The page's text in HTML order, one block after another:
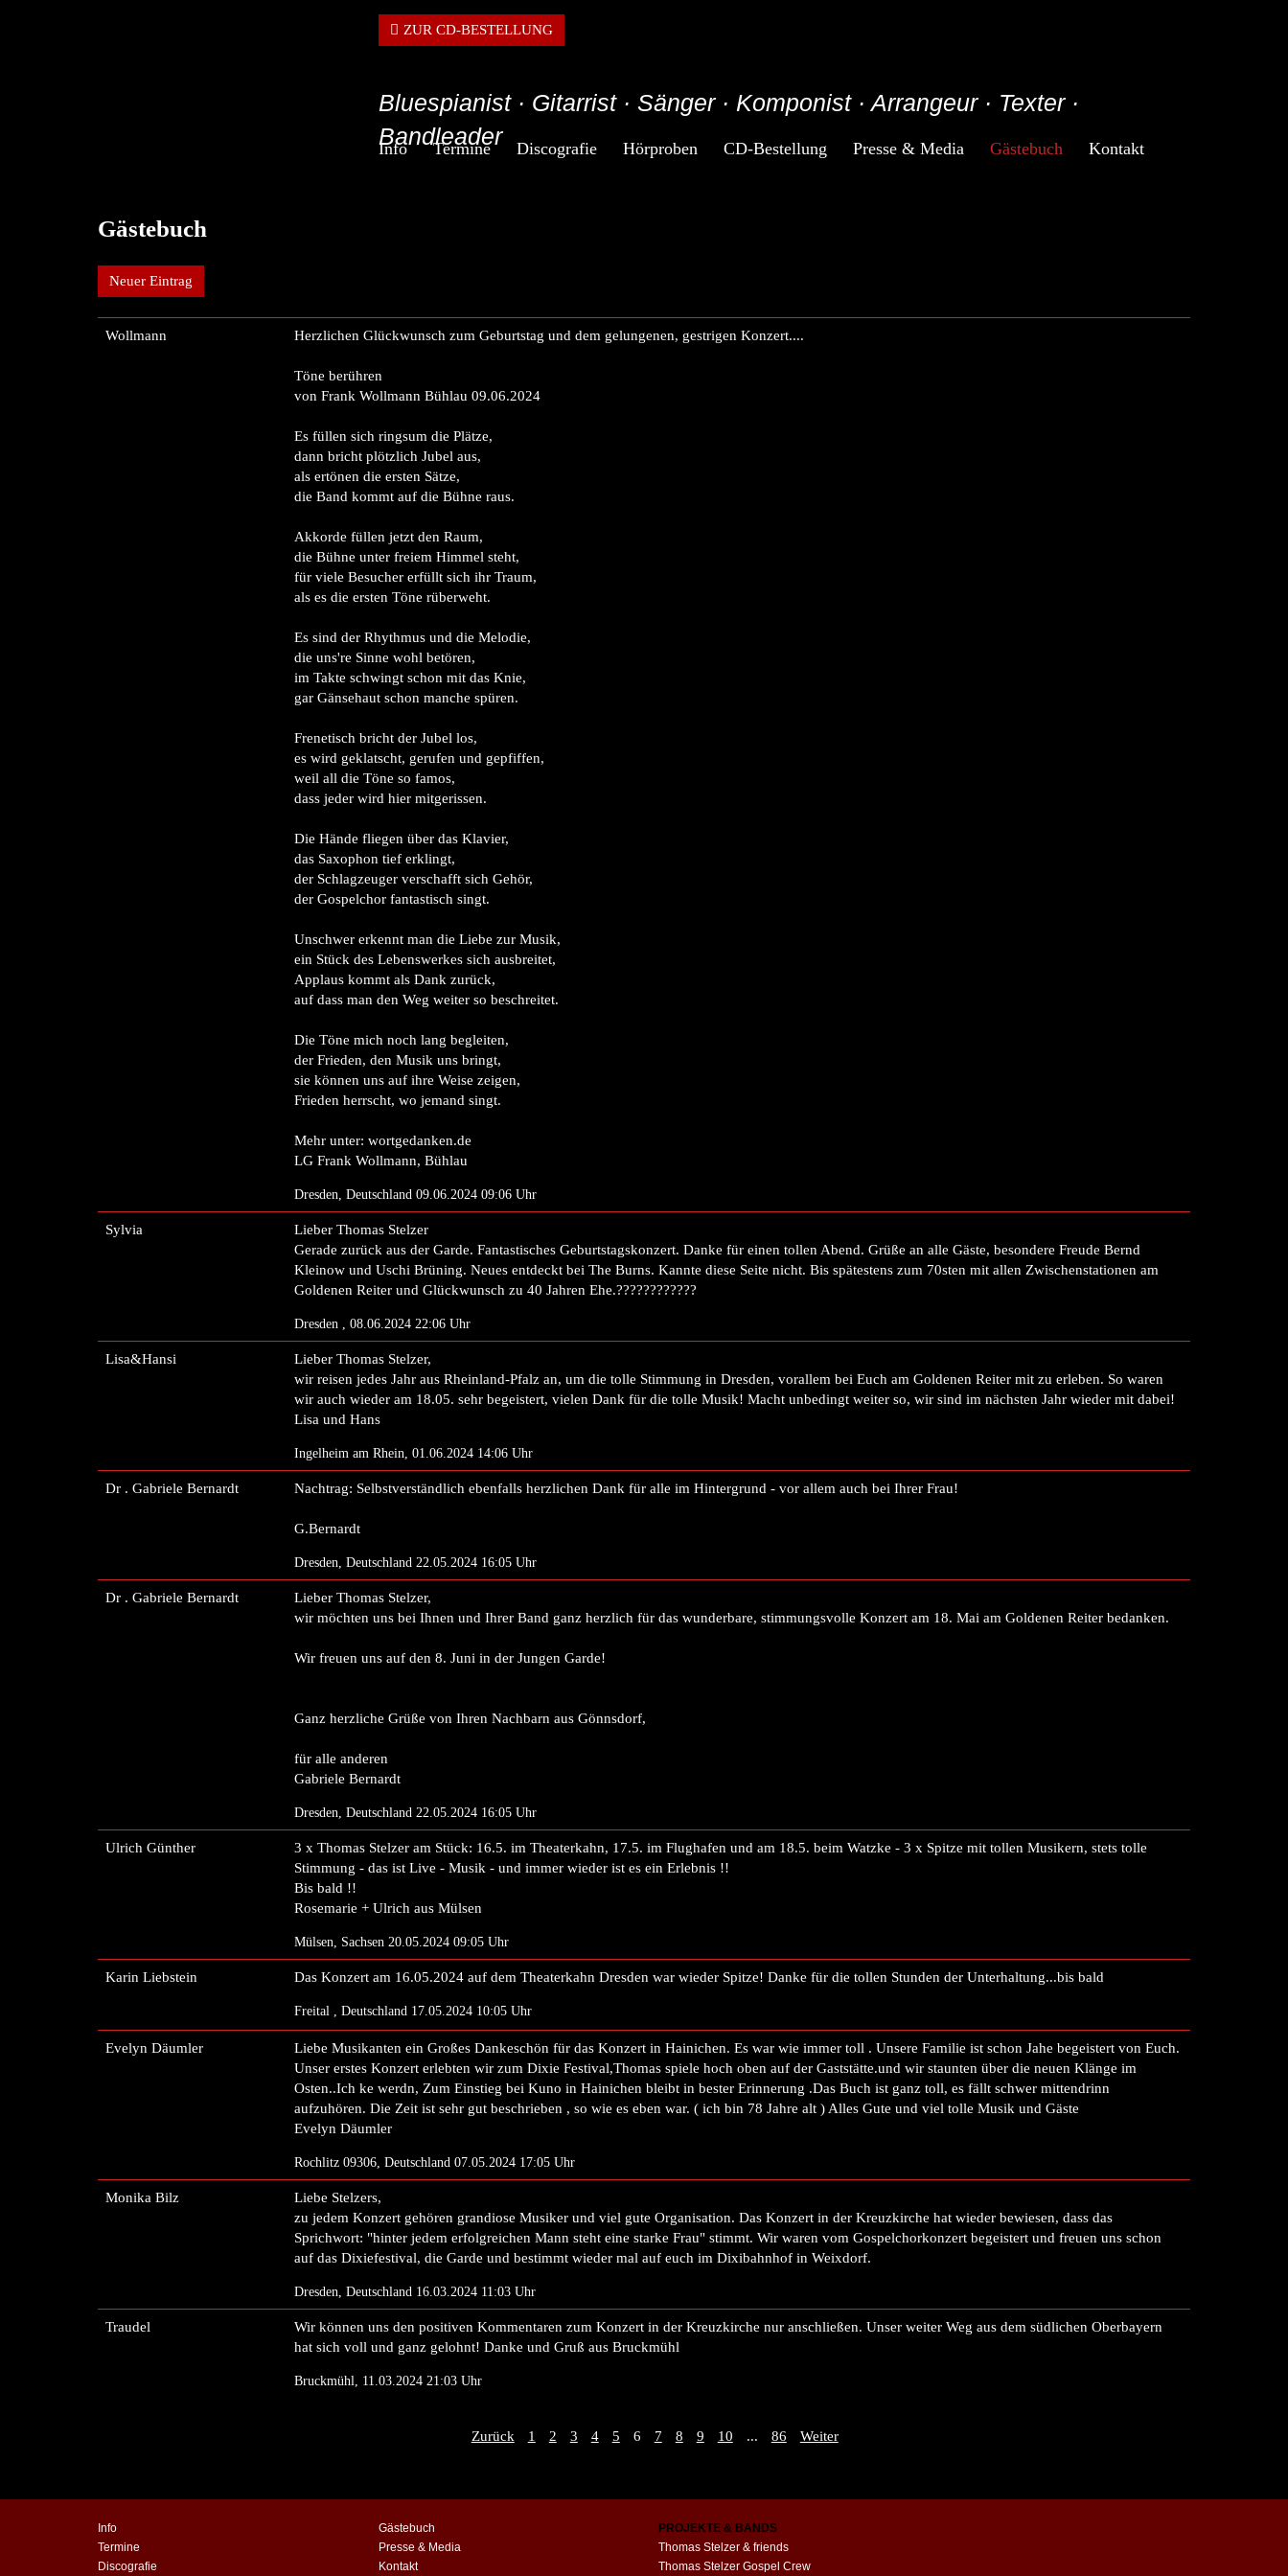
ZUR CD-BESTELLUNG
Bluespianist · Gitarrist · Sänger · Komponist · Arrangeur · Texter ·
Bandleader
Info Termine Discografie Hörproben CD-Bestellung Presse & Media Gästebuch Kontakt
Gästebuch
Neuer Eintrag
Wollmann Herzlichen Glückwunsch zum Geburtstag und dem gelungenen, gestrigen Konzert....
Töne berühren
von Frank Wollmann Bühlau 09.06.2024
Es füllen sich ringsum die Plätze,
dann bricht plötzlich Jubel aus,
als ertönen die ersten Sätze,
die Band kommt auf die Bühne raus.
Akkorde füllen jetzt den Raum,
die Bühne unter freiem Himmel steht,
für viele Besucher erfüllt sich ihr Traum,
als es die ersten Töne rüberweht.
Es sind der Rhythmus und die Melodie,
die uns're Sinne wohl betören,
im Takte schwingt schon mit das Knie,
gar Gänsehaut schon manche spüren.
Frenetisch bricht der Jubel los,
es wird geklatscht, gerufen und gepfiffen,
weil all die Töne so famos,
dass jeder wird hier mitgerissen.
Die Hände fliegen über das Klavier,
das Saxophon tief erklingt,
der Schlagzeuger verschafft sich Gehör,
der Gospelchor fantastisch singt.
Unschwer erkennt man die Liebe zur Musik,
ein Stück des Lebenswerkes sich ausbreitet,
Applaus kommt als Dank zurück,
auf dass man den Weg weiter so beschreitet.
Die Töne mich noch lang begleiten,
der Frieden, den Musik uns bringt,
sie können uns auf ihre Weise zeigen,
Frieden herrscht, wo jemand singt.
Mehr unter: wortgedanken.de
LG Frank Wollmann, Bühlau
Dresden, Deutschland 09.06.2024 09:06 Uhr
Sylvia
Lieber Thomas Stelzer
Gerade zurück aus der Garde. Fantastisches Geburtstagskonzert. Danke für einen tollen Abend. Grüße an alle Gäste, besondere Freude Bernd
Kleinow und Uschi Brüning. Neues entdeckt bei The Burns. Kannte diese Seite nicht. Bis spätestens zum 70sten mit allen Zwischenstationen am
Goldenen Reiter und Glückwunsch zu 40 Jahren Ehe.????????????
Dresden , 08.06.2024 22:06 Uhr
Lisa&Hansi
Lieber Thomas Stelzer,
wir reisen jedes Jahr aus Rheinland-Pfalz an, um die tolle Stimmung in Dresden, vorallem bei Euch am Goldenen Reiter mit zu erleben. So waren
wir auch wieder am 18.05. sehr begeistert, vielen Dank für die tolle Musik! Macht unbedingt weiter so, wir sind im nächsten Jahr wieder mit dabei!
Lisa und Hans
Ingelheim am Rhein, 01.06.2024 14:06 Uhr
Dr . Gabriele Bernardt Nachtrag: Selbstverständlich ebenfalls herzlichen Dank für alle im Hintergrund - vor allem auch bei Ihrer Frau!
G.Bernardt
Dresden, Deutschland 22.05.2024 16:05 Uhr
Dr . Gabriele Bernardt
Lieber Thomas Stelzer,
wir möchten uns bei Ihnen und Ihrer Band ganz herzlich für das wunderbare, stimmungsvolle Konzert am 18. Mai am Goldenen Reiter bedanken.
Wir freuen uns auf den 8. Juni in der Jungen Garde!
Ganz herzliche Grüße von Ihren Nachbarn aus Gönnsdorf,
für alle anderen
Gabriele Bernardt
Dresden, Deutschland 22.05.2024 16:05 Uhr
Ulrich Günther
3 x Thomas Stelzer am Stück: 16.5. im Theaterkahn, 17.5. im Flughafen und am 18.5. beim Watzke - 3 x Spitze mit tollen Musikern, stets tolle
Stimmung - das ist Live - Musik - und immer wieder ist es ein Erlebnis !!
Bis bald !!
Rosemarie + Ulrich aus Mülsen
Mülsen, Sachsen 20.05.2024 09:05 Uhr
Karin Liebstein Das Konzert am 16.05.2024 auf dem Theaterkahn Dresden war wieder Spitze! Danke für die tollen Stunden der Unterhaltung...bis bald
Freital , Deutschland 17.05.2024 10:05 Uhr
Evelyn Däumler
Liebe Musikanten ein Großes Dankeschön für das Konzert in Hainichen. Es war wie immer toll . Unsere Familie ist schon Jahe begeistert von Euch.
Unser erstes Konzert erlebten wir zum Dixie Festival,Thomas spiele hoch oben auf der Gaststätte.und wir staunten über die neuen Klänge im
Osten..Ich ke werdn, Zum Einstieg bei Kuno in Hainichen bleibt in bester Erinnerung .Das Buch ist ganz toll, es fällt schwer mittendrinn
aufzuhören. Die Zeit ist sehr gut beschrieben , so wie es eben war. ( ich bin 78 Jahre alt ) Alles Gute und viel tolle Musik und Gäste
Evelyn Däumler
Rochlitz 09306, Deutschland 07.05.2024 17:05 Uhr
Monika Bilz
Liebe Stelzers,
zu jedem Konzert gehören grandiose Musiker und viel gute Organisation. Das Konzert in der Kreuzkirche hat wieder bewiesen, dass das
Sprichwort: "hinter jedem erfolgreichen Mann steht eine starke Frau" stimmt. Wir waren vom Gospelchorkonzert begeistert und freuen uns schon
auf das Dixiefestival, die Garde und bestimmt wieder mal auf euch im Dixibahnhof in Weixdorf.
Dresden, Deutschland 16.03.2024 11:03 Uhr
Traudel
Wir können uns den positiven Kommentaren zum Konzert in der Kreuzkirche nur anschließen. Unser weiter Weg aus dem südlichen Oberbayern
hat sich voll und ganz gelohnt! Danke und Gruß aus Bruckmühl
Bruckmühl, 11.03.2024 21:03 Uhr
Zurück 1 2 3 4 5 6 7 8 9 10 ... 86 Weiter
Info
Termine
Discografie
Gästebuch
Presse & Media
Kontakt
PROJEKTE & BANDS
Thomas Stelzer & friends
Thomas Stelzer Gospel Crew